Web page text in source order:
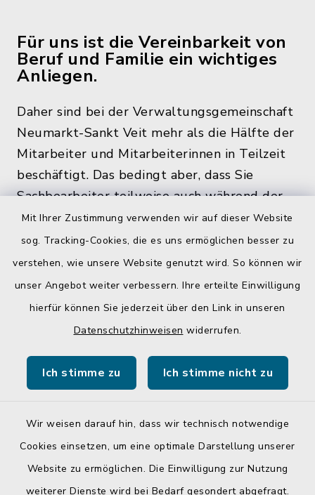
Mit Ihrer Zustimmung verwenden wir auf dieser Website
sog. Tracking-Cookies, die es uns ermöglichen besser zu
verstehen, wie unsere Website genutzt wird. So können wir
unser Angebot weiter verbessern. Ihre erteilte Einwilligung
hierfür können Sie jederzeit über den Link in unseren
Datenschutzhinweisen widerrufen.
Ich stimme zu Ich stimme nicht zu
Wir weisen darauf hin, dass wir technisch notwendige
Cookies einsetzen, um eine optimale Darstellung unserer
Website zu ermöglichen. Die Einwilligung zur Nutzung
weiterer Dienste wird bei Bedarf gesondert abgefragt.
Für uns ist die Vereinbarkeit von
Beruf und Familie ein wichtiges
Anliegen.
Daher sind bei der Verwaltungsgemeinschaft
Neumarkt-Sankt Veit mehr als die Hälfte der
Mitarbeiter und Mitarbeiterinnen in Teilzeit
beschäftigt. Das bedingt aber, dass Sie
Sachbearbeiter teilweise auch während der
üblichen Bürozeiten und zu den
Öffnungszeiten, nicht im Rathaus antreffen.
Quicklinks
Landratsamt Mühldorf a. Inn